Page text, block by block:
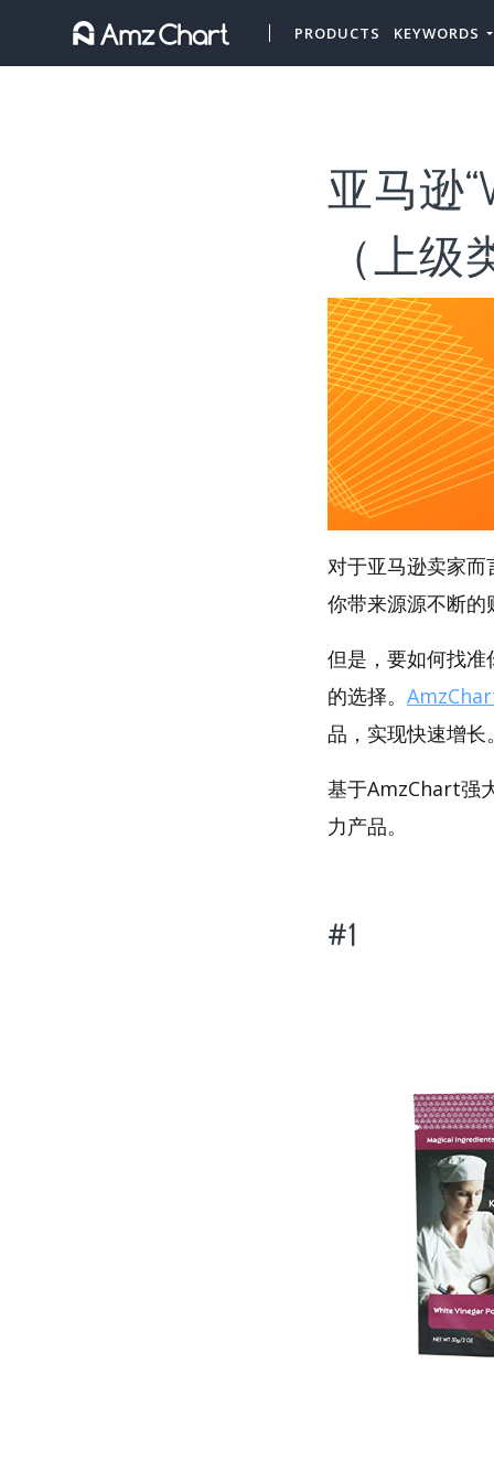
PRODUCTS KEYWORDS
亚马逊
（上级
对于亚马逊卖家
你带来源源不断的
但是，要如何找
的选择。
品，实现快速增长
基于AmzChart强
力产品。
#1